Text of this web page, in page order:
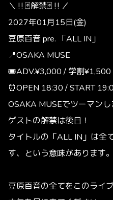
＼‼️🃏解禁🃏‼️／
2027年01月15日(金)
豆原百音 pre. 「ALL IN」
📍OSAKA MUSE
🎟ADV.¥3,000 / 学割¥1,500
⏰OPEN 18:30 / START
OSAKA MUSEでツーマンし
ゲストの解禁は後日！
タイトルの「ALL IN」は全
す、という意味があります。
豆原百音の全てをこのライ